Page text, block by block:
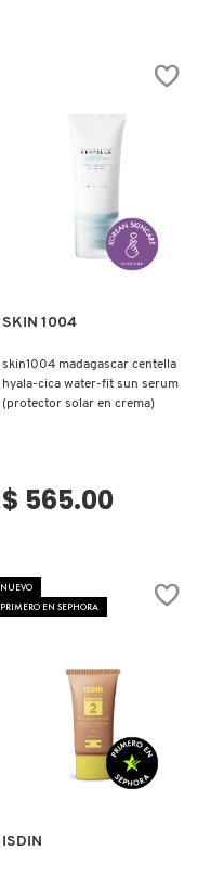
Ver más
SKIN 1004
skin1004 madagascar centella
hyala-cica water-fit sun serum
(protector solar en crema)
$ 565.00
NUEVO
PRIMERO EN SEPHORA
Ver más
ISDIN